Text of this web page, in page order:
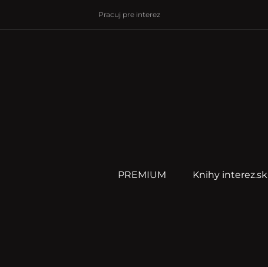
Pracuj pre interez
PREMIUM Knihy interez.sk